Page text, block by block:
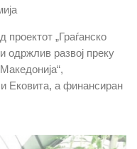
проектот „Граѓанско
одржлив развој преку
Ековита, а финансиран